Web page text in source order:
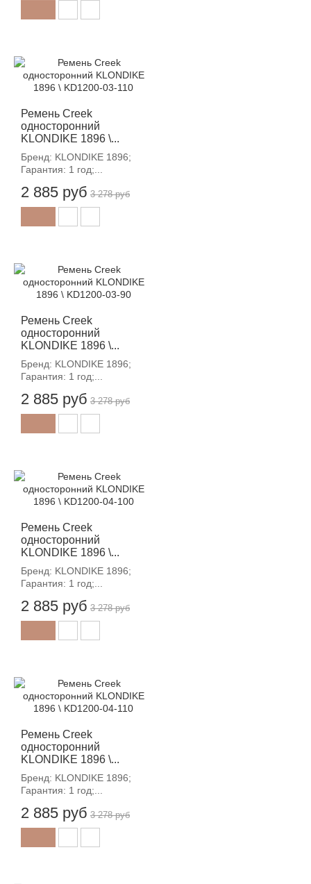
Ремень Creek
односторонний
KLONDIKE 1896 \...
Бренд: KLONDIKE 1896;
Гарантия: 1 год;...
2 885 руб 3 278 руб
Ремень Creek
односторонний
KLONDIKE 1896 \...
Бренд: KLONDIKE 1896;
Гарантия: 1 год;...
2 885 руб 3 278 руб
Ремень Creek
односторонний
KLONDIKE 1896 \...
Бренд: KLONDIKE 1896;
Гарантия: 1 год;...
2 885 руб 3 278 руб
Ремень Creek
односторонний
KLONDIKE 1896 \...
Бренд: KLONDIKE 1896;
Гарантия: 1 год;...
2 885 руб 3 278 руб